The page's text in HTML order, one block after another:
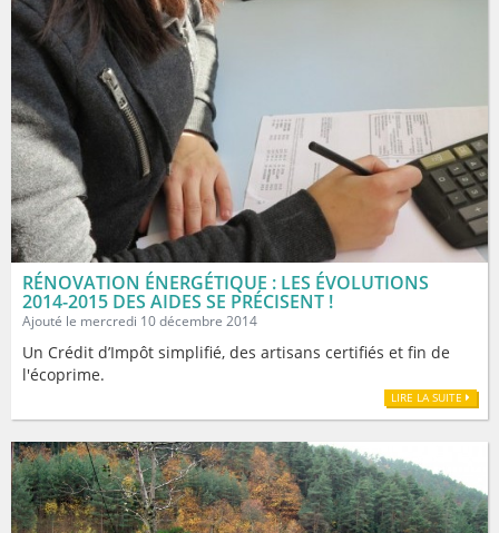
RÉNOVATION ÉNERGÉTIQUE : LES ÉVOLUTIONS
2014-2015 DES AIDES SE PRÉCISENT !
Ajouté le mercredi 10 décembre 2014
Un Crédit d’Impôt simplifié, des artisans certifiés et fin de
l'écoprime.
LIRE LA SUITE